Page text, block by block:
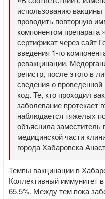
использованию
проводить повторную
компонентом препарата
сертификат через сайт
введения 1-го
ревакцинации.
регистр, после этого в
сведения о
код. Те, кто проходил
заболевание протекает
наблюдается тяжелых
объяснила заместитель
медицинской части
города Хабаровска
Темпы вакцинации в
Коллективный иммунитет в
65,5%. Между тем пока